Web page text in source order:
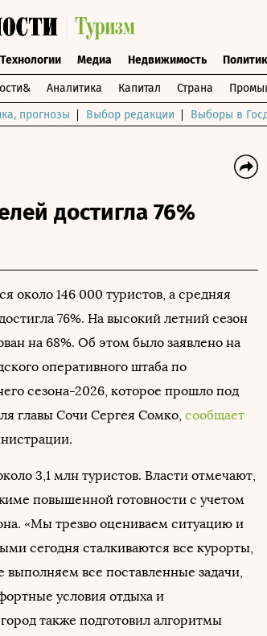
Технологии Медиа Недвижимость
Аналитика Капитал Страна
прогнозы Выбор редакции Выборы в
достигла 76%
около 146 000 туристов, а средняя
76%. На высокий летний сезон
на 68%. Об этом было заявлено на
оперативного штаба по
сезона-2026, которое прошло под
главы Сочи Сергея Сомко, сообщает
3,1 млн туристов. Власти отмечают,
повышенной готовности с учетом
«Мы трезво оцениваем ситуацию и
сегодня сталкиваются все курорты,
выполняем все поставленные задачи,
условия отдыха и
также подготовил алгоритмы